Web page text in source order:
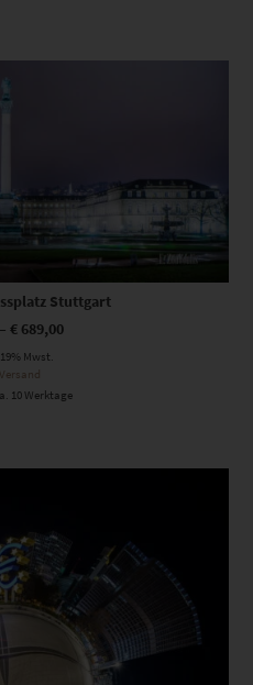
Dieses Produkt weist mehrere Varianten auf. Die Optionen können auf der Produktseite gewählt werden
Stuttgart
– € 689,00
Mwst.
Versand
10 Werktage